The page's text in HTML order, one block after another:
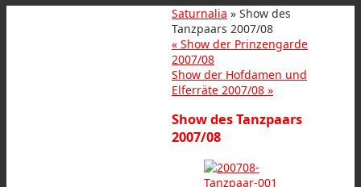
Saturnalia » Show des
Tanzpaars 2007/08
« Show der Prinzengarde
2007/08
Show der Hofdamen und
Elferräte 2007/08 »
Show des Tanzpaars
2007/08